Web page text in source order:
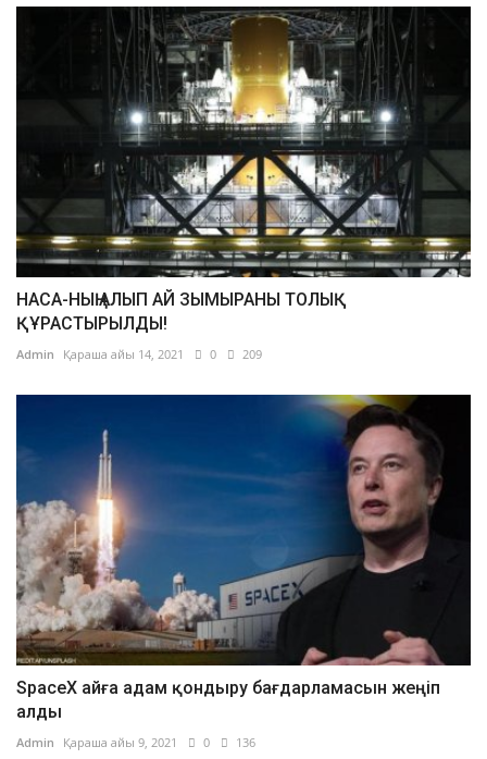
НАСА-НЫҢ АЛЫП АЙ ЗЫМЫРАНЫ ТОЛЫҚ
ҚҰРАСТЫРЫЛДЫ!
Admin Қараша айы 14, 2021 0 209
SpaceX айға адам қондыру бағдарламасын жеңіп
алды
Admin Қараша айы 9, 2021 0 136